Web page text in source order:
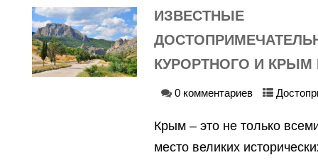
ИЗВЕСТНЫЕ
КУРОРТНОГО И КРЫМ
0 комментариев
Крым – это не только
место великих